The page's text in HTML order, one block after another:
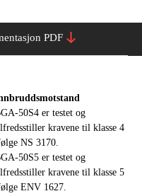
PDF
50S4 er testet og
kravene til klasse 4
NS 3170.
50S5 er testet og
kravene til klasse 5
ENV 1627.